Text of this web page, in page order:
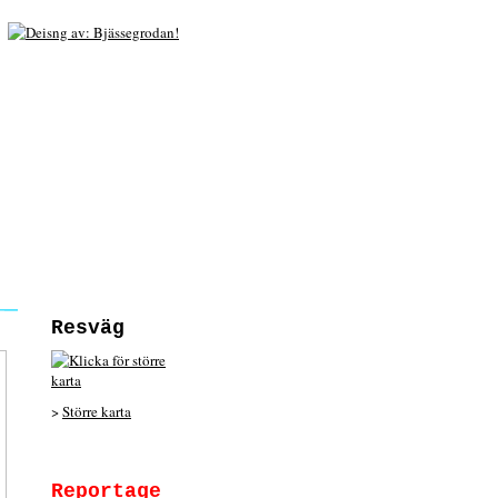
Resväg
>Större karta
Reportage